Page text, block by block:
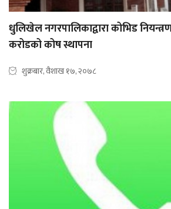
धुलिखेल नगरपालिकाद्वारा कोभिड
करोडको कोष स्थापना
शुक्रबार, वैशाख १७, २०७८